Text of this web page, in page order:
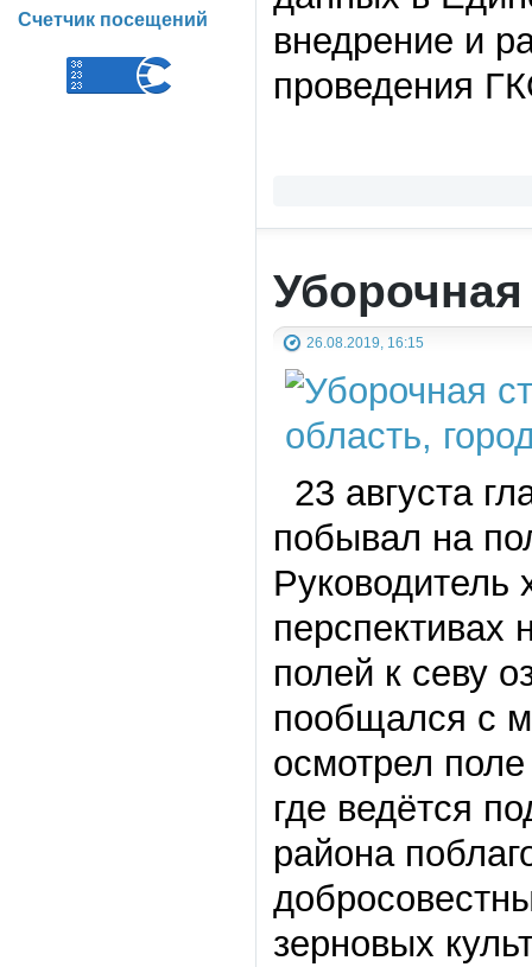
внедрение и
проведения
26.08.2019, 16:15
23 августа
побывал на
Руководитель
перспективах
полей к севу
пообщался с
осмотрел
где ведётся
района
зерновых
Счетчик посещений